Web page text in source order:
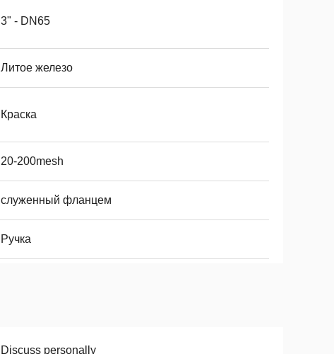
3" - DN65
Литое железо
Краска
20-200mesh
служенный фланцем
Ручка
Discuss personally